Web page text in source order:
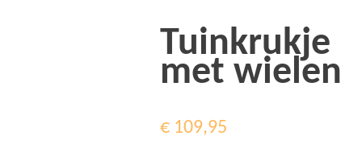
Tuinkrukje
met wielen
€ 109,95